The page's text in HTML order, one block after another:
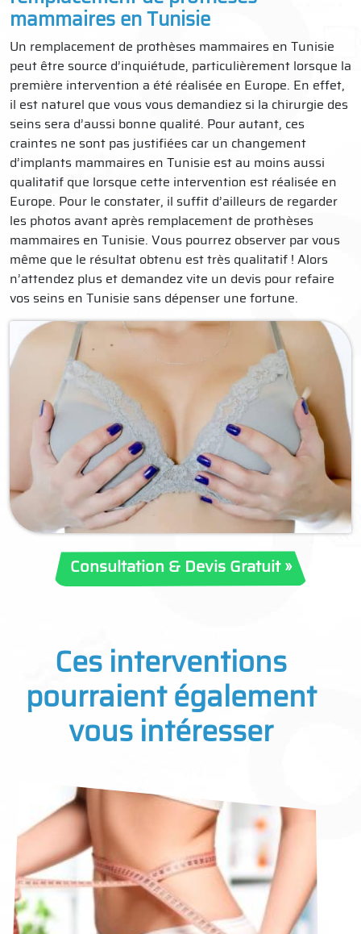
mammaires en Tunisie
Un remplacement de prothèses mammaires en Tunisie
peut être source d’inquiétude, particulièrement lorsque la
première intervention a été réalisée en Europe. En effet,
il est naturel que vous vous demandiez si la chirurgie des
seins sera d’aussi bonne qualité. Pour autant, ces
craintes ne sont pas justifiées car un changement
d’implants mammaires en Tunisie est au moins aussi
qualitatif que lorsque cette intervention est réalisée en
Europe. Pour le constater, il suffit d’ailleurs de regarder
les photos avant après remplacement de prothèses
mammaires en Tunisie. Vous pourrez observer par vous
même que le résultat obtenu est très qualitatif ! Alors
n’attendez plus et demandez vite un devis pour refaire
vos seins en Tunisie sans dépenser une fortune.
Consultation & Devis Gratuit »
Ces interventions
pourraient également
vous intéresser